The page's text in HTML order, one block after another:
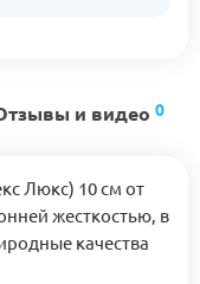
и видео 0
Люкс) 10 см от
жесткостью, в
качества